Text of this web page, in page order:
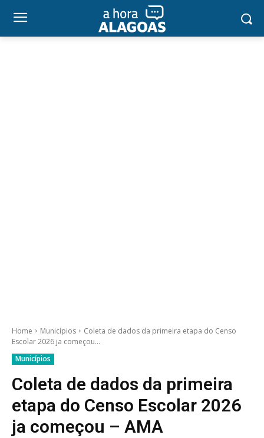
Home Municípios
Coleta de dados da primeira etapa do Censo
Escolar 2026 ja começou...
Municípios
Coleta de dados da primeira
etapa do Censo Escolar 2026
ja começou – AMA